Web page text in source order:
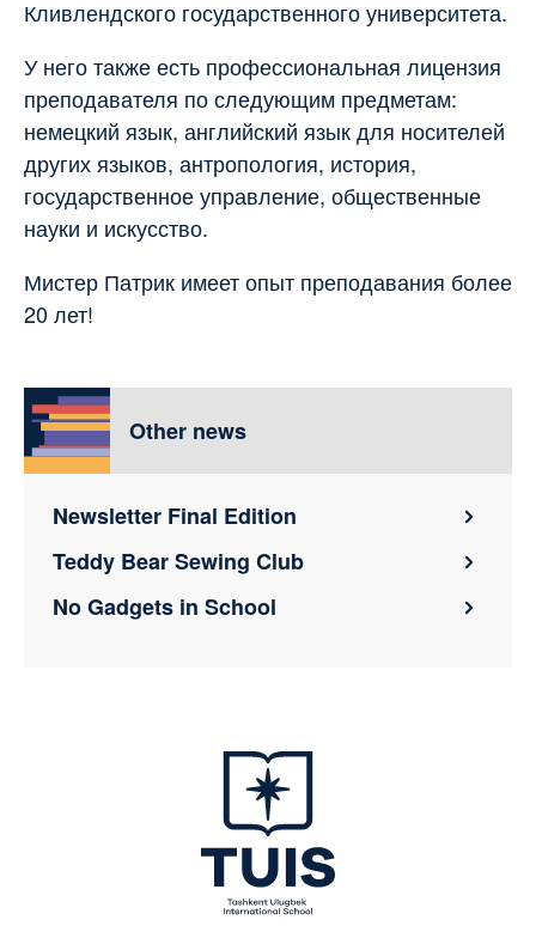
Кливлендского государственного университета.
У него также есть профессиональная лицензия
преподавателя по следующим предметам:
немецкий язык, английский язык для носителей
других языков, антропология, история,
государственное управление, общественные
науки и искусство.
Мистер Патрик имеет опыт преподавания более
20 лет!
Other news
Newsletter Final Edition
Teddy Bear Sewing Club
No Gadgets in School